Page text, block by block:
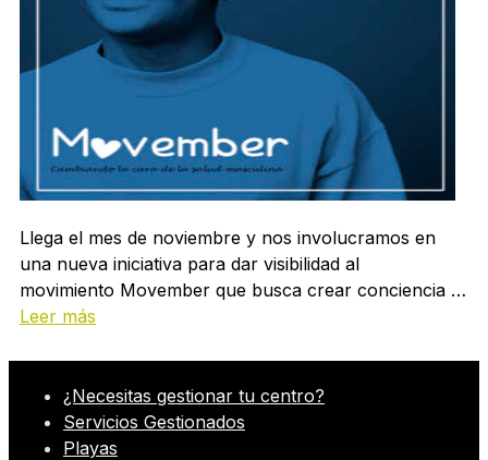
Llega el mes de noviembre y nos involucramos en
una nueva iniciativa para dar visibilidad al
movimiento Movember que busca crear conciencia …
Leer más
¿Necesitas gestionar tu centro?
Servicios Gestionados
Playas